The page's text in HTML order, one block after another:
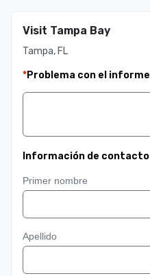
Visit Tampa Bay
Tampa, FL
*Problema con el informe
Información de contacto
Primer nombre
Apellido